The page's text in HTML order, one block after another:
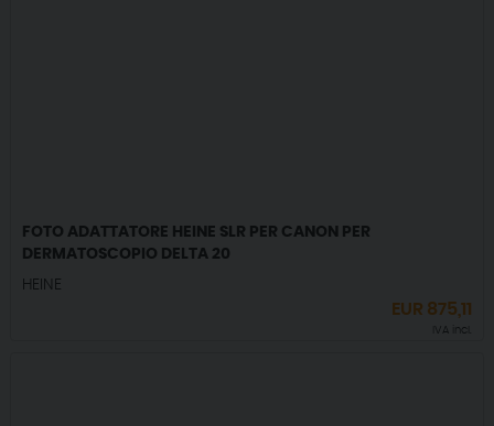
FOTO ADATTATORE HEINE SLR PER CANON PER
DERMATOSCOPIO DELTA 20
HEINE
EUR 875,11
IVA incl.